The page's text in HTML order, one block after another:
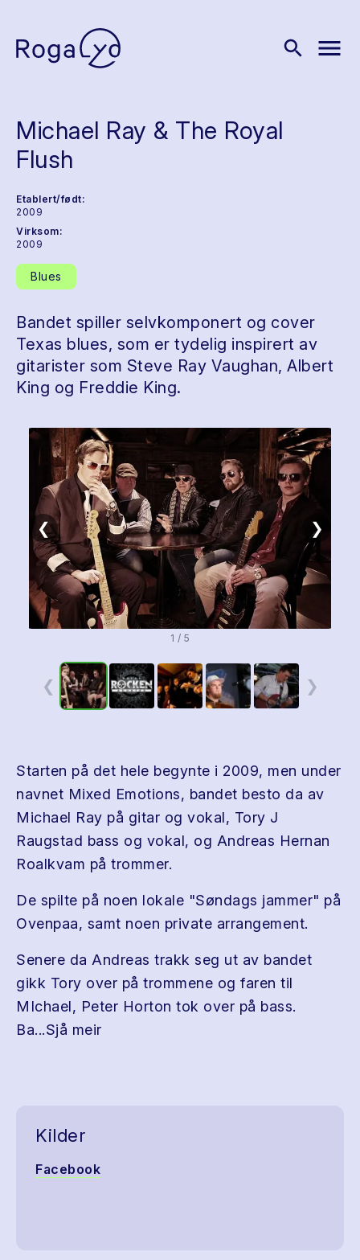
search menu
Michael Ray & The Royal
Flush
Etablert/født:
2009
Virksom:
2009
Blues
Bandet spiller selvkomponert og cover
Texas blues, som er tydelig inspirert av
gitarister som Steve Ray Vaughan, Albert
King og Freddie King.
❮ ❯
1 / 5
❮ ❯
Starten på det hele begynte i 2009, men under
navnet Mixed Emotions, bandet besto da av
Michael Ray på gitar og vokal, Tory J
Raugstad bass og vokal, og Andreas Hernan
Roalkvam på trommer.
De spilte på noen lokale "Søndags jammer" på
Ovenpaa, samt noen private arrangement.
Senere da Andreas trakk seg ut av bandet
gikk Tory over på trommene og faren til
MIchael, Peter Horton tok over på bass.
Ba...Sjå meir
Kilder
Facebook